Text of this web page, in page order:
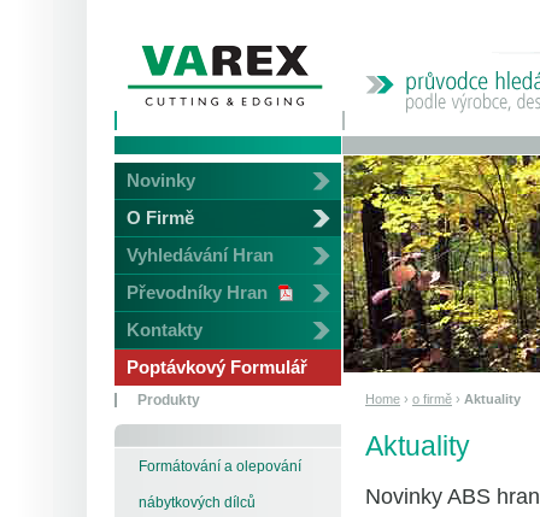
Novinky
O Firmě
Vyhledávání Hran
Převodníky Hran
Kontakty
Poptávkový Formulář
Produkty
Formátování a olepování
nábytkových dílců
Home › o firmě › Aktuality
Aktuality
Novinky ABS